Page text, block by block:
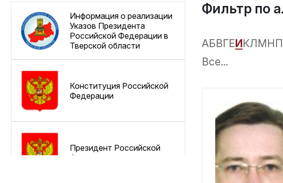
Информация о реализации
Указов Президента
Российской Федерации в
Тверской области
Конституция Российской
Федерации
Президент Российской
Федерации
Фильтр по
АБВГЕИКЛМНП
Все...